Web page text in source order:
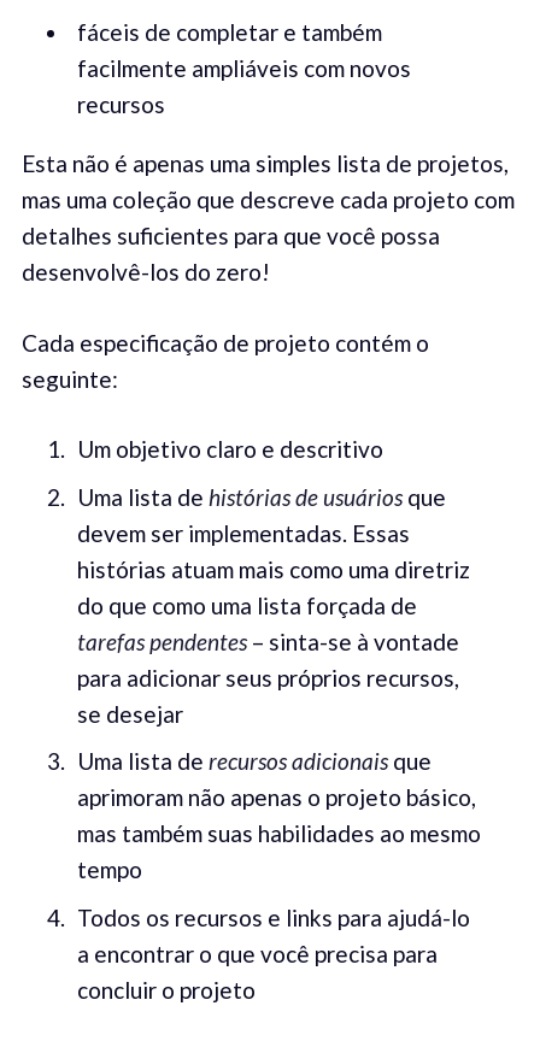
fáceis de completar e também
facilmente ampliáveis com novos
recursos
Esta não é apenas uma simples lista de projetos,
mas uma coleção que descreve cada projeto com
detalhes suficientes para que você possa
desenvolvê-los do zero!
Cada especificação de projeto contém o
seguinte:
Um objetivo claro e descritivo
Uma lista de histórias de usuáriosque
devem ser implementadas. Essas
histórias atuam mais como uma diretriz
do que como uma lista forçada de
tarefas pendentes– sinta-se à vontade
para adicionar seus próprios recursos,
se desejar
Uma lista de recursos adicionaisque
aprimoram não apenas o projeto básico,
mas também suas habilidades ao mesmo
tempo
Todos os recursos e links para ajudá-lo
a encontrar o que você precisa para
concluir o projeto